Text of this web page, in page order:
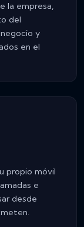
la empresa,
del
y
en el
propio móvil
e
desde